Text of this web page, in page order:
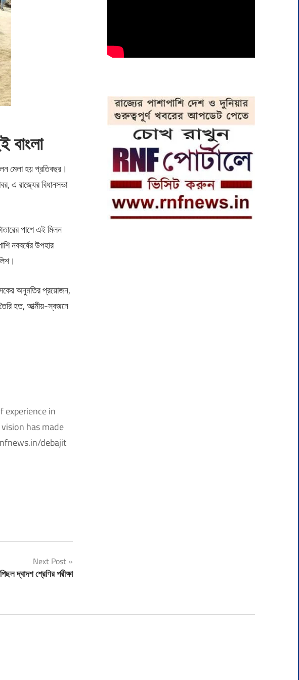
বাংলা
মেলা হয় প্রতিবছর।
এ রাজ্যের বিধানসভা
পাশে এই মিলন
নববর্ষের উপহার
অনুমতির প্রয়োজন,
হত, আত্মীয়-স্বজনে
experience in
has made
debajit
Next Post
দ্বাদশ শ্রেণির পরীক্ষা